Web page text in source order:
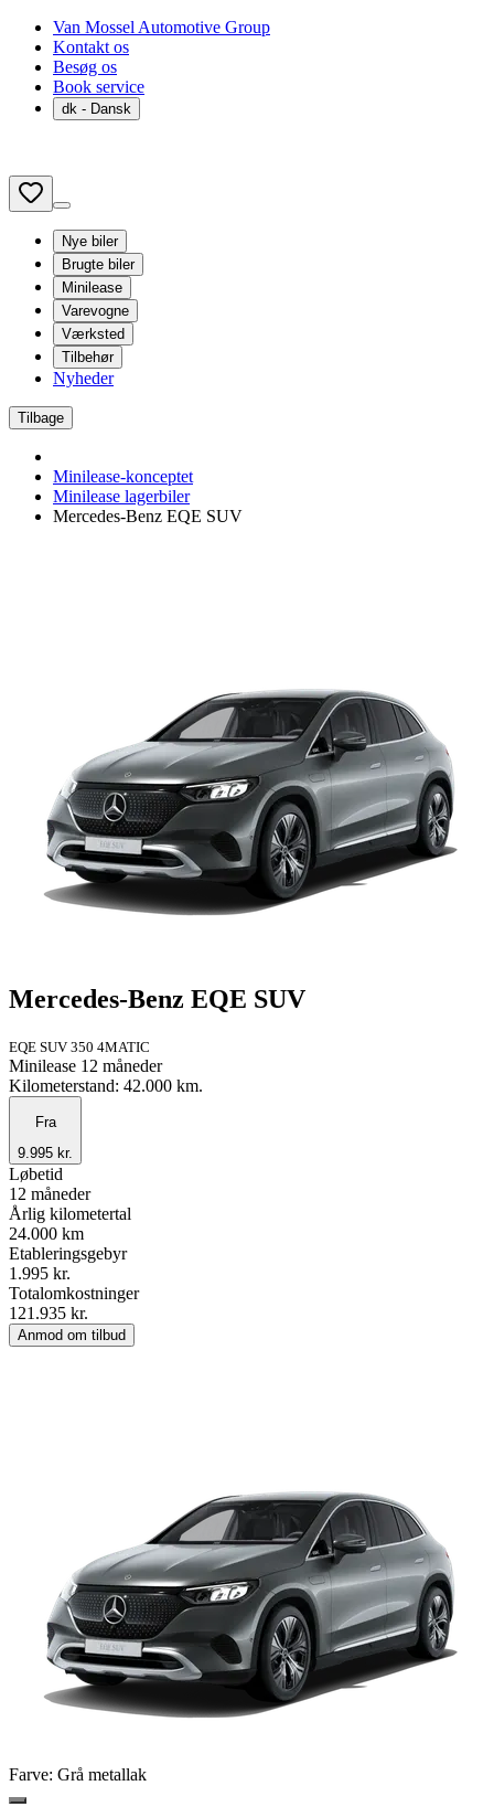
Van Mossel Automotive Group
Kontakt os
Besøg os
Book service
dk - Dansk
Nye biler
Brugte biler
Minilease
Varevogne
Værksted
Tilbehør
Nyheder
Tilbage
Minilease-konceptet
Minilease lagerbiler
Mercedes-Benz EQE SUV
Mercedes-Benz EQE SUV
EQE SUV 350 4MATIC
Minilease 12 måneder
Kilometerstand: 42.000 km.
Fra
9.995 kr.
Løbetid
12 måneder
Årlig kilometertal
24.000 km
Etableringsgebyr
1.995 kr.
Totalomkostninger
121.935 kr.
Anmod om tilbud
Farve: Grå metallak